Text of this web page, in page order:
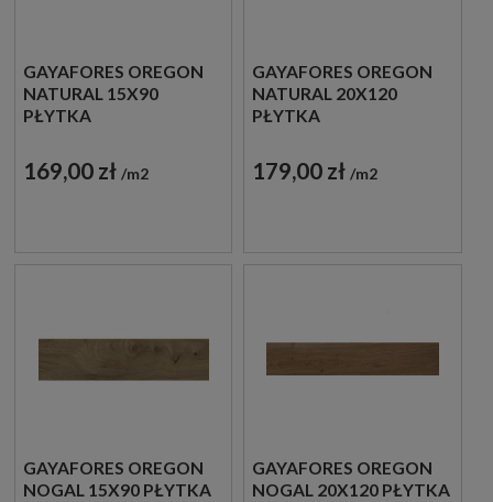
GAYAFORES OREGON
NATURAL 15X90
PŁYTKA
169,00 zł m2
GAYAFORES OREGON
NATURAL 20X120
PŁYTKA
179,00 zł m2
GAYAFORES OREGON
NOGAL 15X90 PŁYTKA
GAYAFORES OREGON
NOGAL 20X120 PŁYTKA